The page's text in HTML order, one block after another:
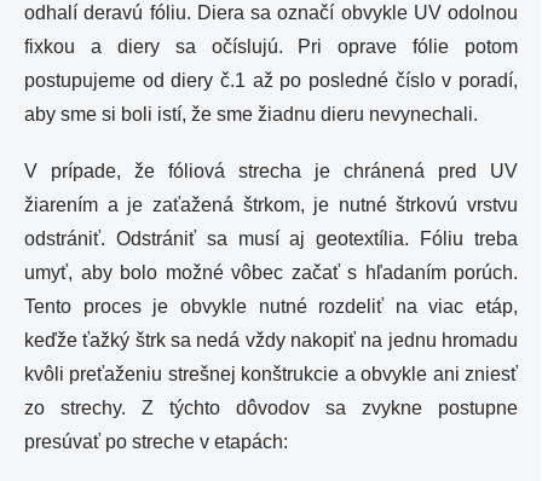
odhalí deravú fóliu. Diera sa označí obvykle UV odolnou
fixkou a diery sa očíslujú. Pri oprave fólie potom
postupujeme od diery č.1 až po posledné číslo v poradí,
aby sme si boli istí, že sme žiadnu dieru nevynechali.
V prípade, že fóliová strecha je chránená pred UV
žiarením a je zaťažená štrkom, je nutné štrkovú vrstvu
odstrániť. Odstrániť sa musí aj geotextília. Fóliu treba
umyť, aby bolo možné vôbec začať s hľadaním porúch.
Tento proces je obvykle nutné rozdeliť na viac etáp,
keďže ťažký štrk sa nedá vždy nakopiť na jednu hromadu
kvôli preťaženiu strešnej konštrukcie a obvykle ani zniesť
zo strechy. Z týchto dôvodov sa zvykne postupne
presúvať po streche v etapách: